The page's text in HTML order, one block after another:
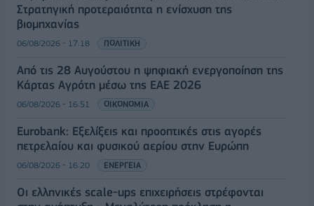
Στρατηγική προτεραιότητα η ενίσχυση της
βιομηχανίας
06/08/2026 - 17:18 ΠΟΛΙΤΙΚΗ
Από τις 28 Αυγούστου η ψηφιακή ενεργοποίηση της
Κάρτας Αγρότη μέσω της ΕΑΕ 2026
06/08/2026 - 16:51 ΟΙΚΟΝΟΜΙΑ
Eurobank: Εξελίξεις και προοπτικές στις αγορές
πετρελαίου και φυσικού αερίου στην Ευρώπη
06/08/2026 - 16:20 ΕΝΕΡΓΕΙΑ
Οι ελληνικές scale-ups επιχειρήσεις στρέφονται